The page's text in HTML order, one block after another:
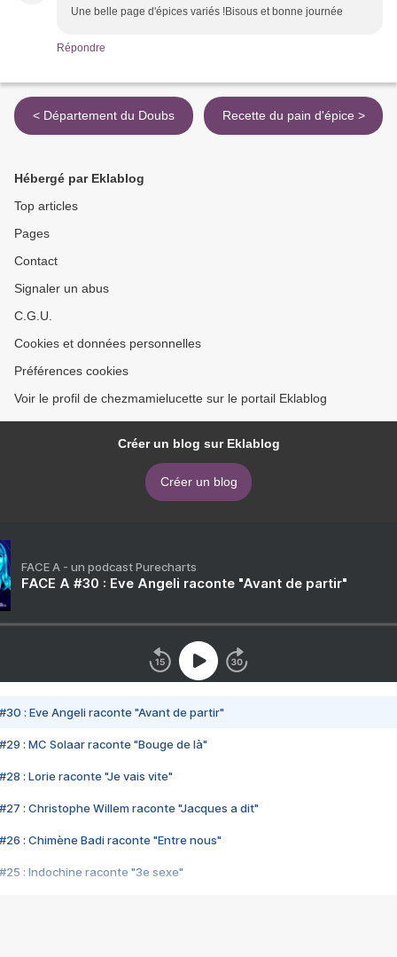
Une belle page d'épices variés !Bisous et bonne journée
Répondre
< Département du Doubs Recette du pain d'épice >
Hébergé par Eklablog
Top articles
Pages
Contact
Signaler un abus
C.G.U.
Cookies et données personnelles
Préférences cookies
Voir le profil de chezmamielucette sur le portail Eklablog
Créer un blog sur Eklablog
Créer un blog
FACE A - un podcast Purecharts
FACE A #30 : Eve Angeli raconte "Avant de partir"
#30 : Eve Angeli raconte "Avant de partir"
#29 : MC Solaar raconte "Bouge de là"
#28 : Lorie raconte "Je vais vite"
#27 : Christophe Willem raconte "Jacques a dit"
#26 : Chimène Badi raconte "Entre nous"
#25 : Indochine raconte "3e sexe"